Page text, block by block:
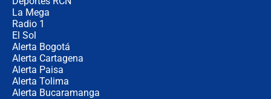
La Mega
Radio 1
El Sol
Alerta Bogotá
Alerta Cartagena
Alerta Paisa
Alerta Tolima
Alerta Bucaramanga